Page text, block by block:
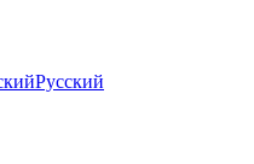
Русский